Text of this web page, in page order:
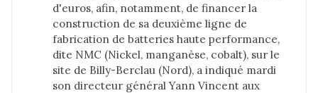
d'euros, afin, notamment, de financer la
construction de sa deuxième ligne de
fabrication de batteries haute performance,
dite NMC (Nickel, manganèse, cobalt), sur le
site de Billy-Berclau (Nord), a indiqué mardi
son directeur général Yann Vincent aux